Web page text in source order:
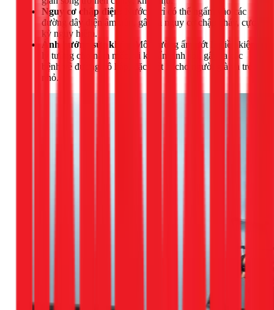
Nguy cơ chập điện:
Nước rò rỉ có thể ngấm vào các
đường dây điện âm trần, gây ra nguy cơ chập cháy, cực
kỳ nguy hiểm.
Ảnh hưởng sức khỏe:
Môi trường ẩm ướt là điều kiện
lý tưởng cho nấm mốc, vi khuẩn sinh sôi, gây ra các
bệnh về đường hô hấp, đặc biệt là cho người già và trẻ
nhỏ.